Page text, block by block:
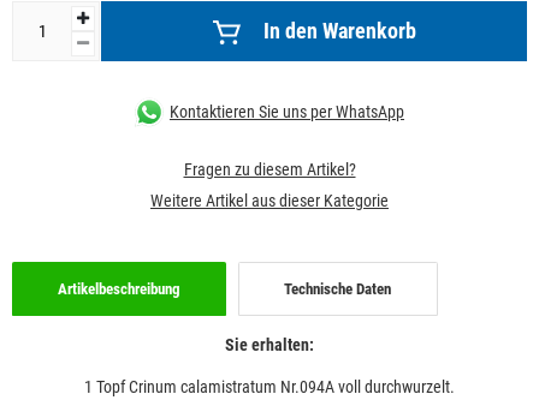
In den Warenkorb
Kontaktieren Sie uns per WhatsApp
Fragen zu diesem Artikel?
Weitere Artikel aus dieser Kategorie
Artikelbeschreibung Technische Daten
Sie erhalten:
1 Topf Crinum calamistratum Nr.094A voll durchwurzelt.